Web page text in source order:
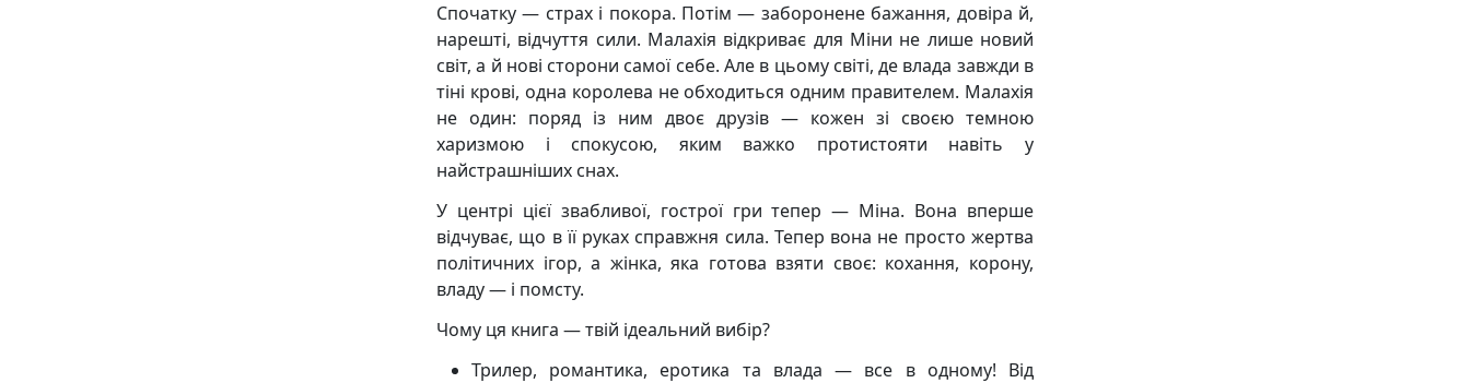
Спочатку — страх і покора. Потім — заборонене бажання, довіра й,
нарешті, відчуття сили. Малахія відкриває для Міни не лише новий
світ, а й нові сторони самої себе. Але в цьому світі, де влада завжди в
тіні крові, одна королева не обходиться одним правителем. Малахія
не один: поряд із ним двоє друзів — кожен зі своєю темною
харизмою і спокусою, яким важко протистояти навіть у
найстрашніших снах.
У центрі цієї звабливої, гострої гри тепер — Міна. Вона вперше
відчуває, що в її руках справжня сила. Тепер вона не просто жертва
політичних ігор, а жінка, яка готова взяти своє: кохання, корону,
владу — і помсту.
Чому ця книга — твій ідеальний вибір?
Трилер, романтика, еротика та влада — все в одному! Від